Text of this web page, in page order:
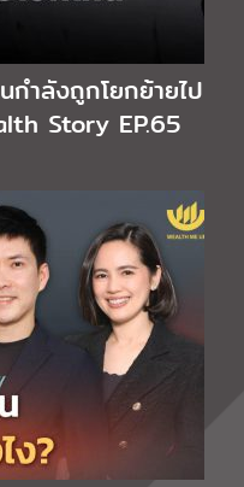
กำลังถูกโยกย้ายไป
Story EP.65